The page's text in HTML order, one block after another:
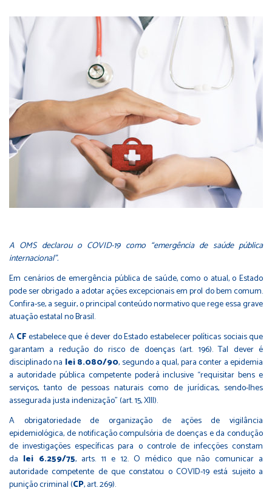
A OMS declarou o COVID-19 como “emergência de saúde pública
internacional”.
Em cenários de emergência pública de saúde, como o atual, o Estado
pode ser obrigado a adotar ações excepcionais em prol do bem comum.
Confira-se, a seguir, o principal conteúdo normativo que rege essa grave
atuação estatal no Brasil.
ACFestabelece que é dever do Estado estabelecer políticas sociais que
garantam a redução do risco de doenças (art. 196). Tal dever é
disciplinado na lei 8.080/90, segundo a qual, para conter a epidemia
a autoridade pública competente poderá inclusive “requisitar bens e
serviços, tanto de pessoas naturais como de jurídicas, sendo-lhes
assegurada justa indenização” (art. 15, XIII).
A obrigatoriedade de organização de ações de vigilância
epidemiológica, de notificação compulsória de doenças e da condução
de investigações específicas para o controle de infecções constam
da lei 6.259/75, arts. 11 e 12. O médico que não comunicar a
autoridade competente de que constatou o COVID-19 está sujeito a
punição criminal (CP, art. 269).